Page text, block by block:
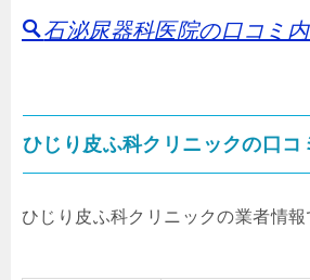
石泌尿器科医院の口コミ
ひじり皮ふ科クリニックの口コ
ひじり皮ふ科クリニックの業者情報